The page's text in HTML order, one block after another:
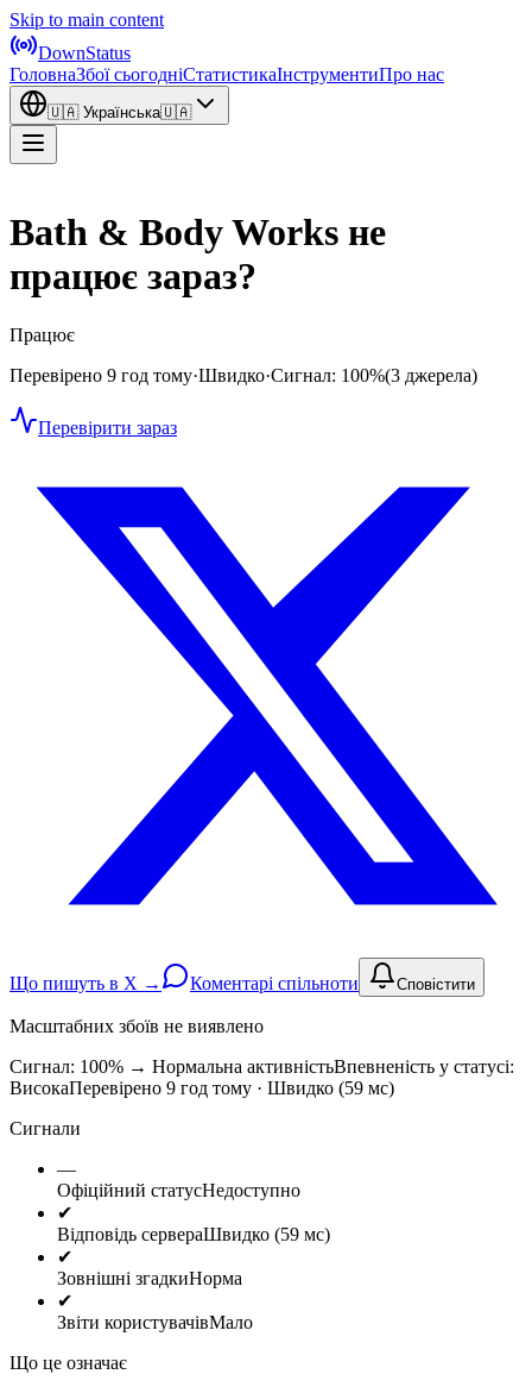
Skip to main content
DownStatus
ГоловнаЗбої сьогодніСтатистикаІнструментиПро нас
🇺🇦 Українська🇺🇦
Bath & Body Works не
працює зараз?
Працює
Перевірено 9 год тому·Швидко·Сигнал: 100%(3 джерела)
Перевірити зараз
Що пишуть в X → Коментарі спільноти Сповістити
Масштабних збоїв не виявлено
Сигнал: 100% → Нормальна активністьВпевненість у статусі:
ВисокаПеревірено 9 год тому · Швидко (59 мс)
Сигнали
—
Офіційний статусНедоступно
✔
Відповідь сервераШвидко (59 мс)
✔
Зовнішні згадкиНорма
✔
Звіти користувачівМало
Що це означає